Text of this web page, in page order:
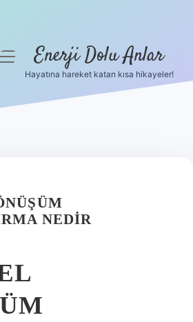
Enerji Dolu Anlar
Hayatına hareket katan kısa hikayeler!
NEDIR